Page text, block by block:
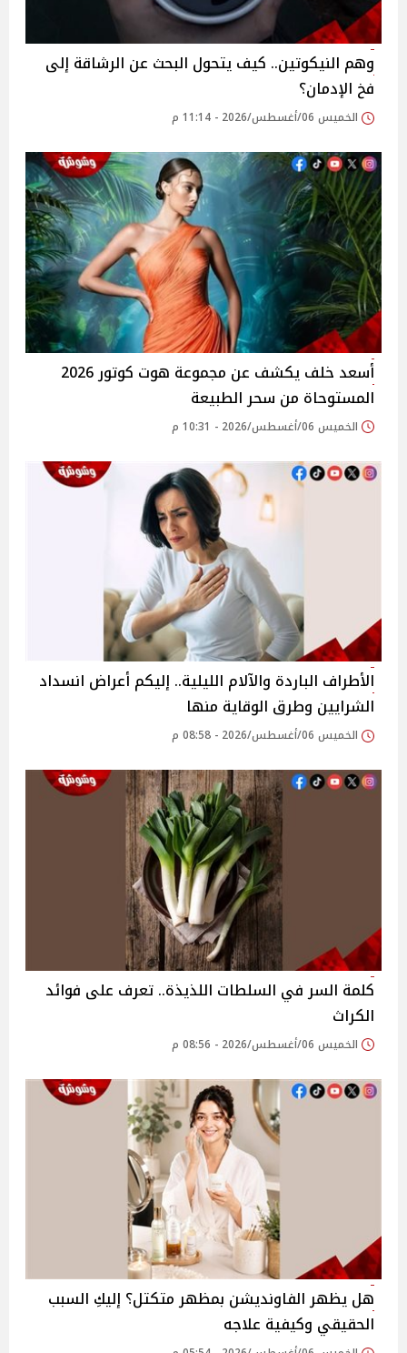
وهم النيكوتين.. كيف يتحول البحث عن الرشاقة إلى
فخ الإدمان؟
الخميس 06/أغسطس/2026 - 11:14 م
أسعد خلف يكشف عن مجموعة هوت كوتور 2026
المستوحاة من سحر الطبيعة
الخميس 06/أغسطس/2026 - 10:31 م
الأطراف الباردة والآلام الليلية.. إليكم أعراض انسداد
الشرايين وطرق الوقاية منها
الخميس 06/أغسطس/2026 - 08:58 م
كلمة السر في السلطات اللذيذة.. تعرف على فوائد
الكراث
الخميس 06/أغسطس/2026 - 08:56 م
هل يظهر الفاونديشن بمظهر متكتل؟ إليكِ السبب
الحقيقي وكيفية علاجه